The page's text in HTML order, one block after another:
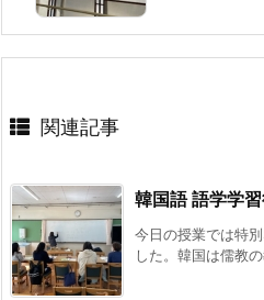
関連記事
韓国語 語学学
今日の授業では特
した。韓国は儒教